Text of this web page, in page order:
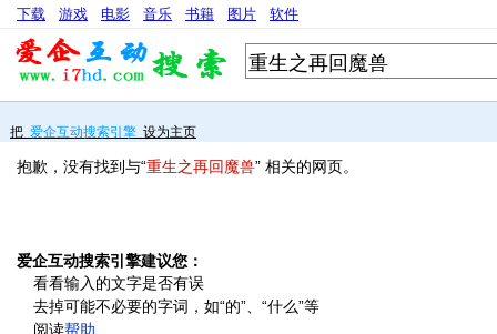
下载 游戏 电影 音乐 书籍 图片 软件
把 爱企互动搜索引擎 设为主页
抱歉，没有找到与“重生之再回魔兽” 相关的网页。
爱企互动搜索引擎建议您：
看看输入的文字是否有误
去掉可能不必要的字词，如“的”、“什么”等
阅读帮助